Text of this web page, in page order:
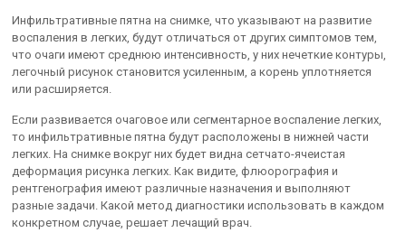
Инфильтративные пятна на снимке, что указывают на развитие
воспаления в легких, будут отличаться от других симптомов тем,
что очаги имеют среднюю интенсивность, у них нечеткие контуры,
легочный рисунок становится усиленным, а корень уплотняется
или расширяется.
Если развивается очаговое или сегментарное воспаление легких,
то инфильтративные пятна будут расположены в нижней части
легких. На снимке вокруг них будет видна сетчато-ячеистая
деформация рисунка легких. Как видите, флюорография и
рентгенография имеют различные назначения и выполняют
разные задачи. Какой метод диагностики использовать в каждом
конкретном случае, решает лечащий врач.